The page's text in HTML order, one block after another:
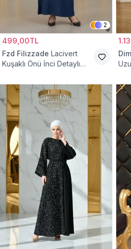
2
499,00TL
Fzd Filizzade Lacivert
Kuşaklı Önü İnci Detaylı